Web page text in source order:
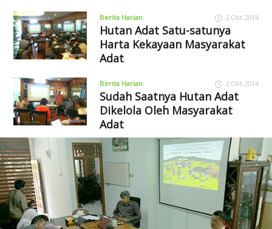
Berita Harian 2 Okt 2014
Hutan Adat Satu-satunya
Harta Kekayaan Masyarakat
Adat
Berita Harian 2 Okt 2014
Sudah Saatnya Hutan Adat
Dikelola Oleh Masyarakat
Adat